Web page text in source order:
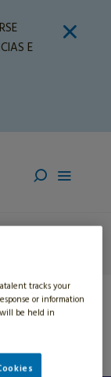
E
tracks your
or information
be held in